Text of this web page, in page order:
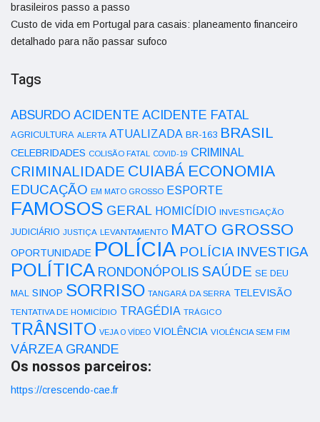
brasileiros passo a passo
Custo de vida em Portugal para casais: planeamento financeiro
detalhado para não passar sufoco
Tags
ABSURDO ACIDENTE ACIDENTE FATAL
AGRICULTURA ALERTA ATUALIZADA BR-163 BRASIL
CELEBRIDADES COLISÃO FATAL COVID-19 CRIMINAL
CRIMINALIDADE CUIABÁ ECONOMIA
EDUCAÇÃO EM MATO GROSSO ESPORTE
FAMOSOS GERAL HOMICÍDIO INVESTIGAÇÃO
JUDICIÁRIO JUSTIÇA LEVANTAMENTO MATO GROSSO
OPORTUNIDADE POLÍCIA POLÍCIA INVESTIGA
POLÍTICA RONDONÓPOLIS SAÚDE SE DEU
MAL SINOP SORRISO TANGARÁ DA SERRA TELEVISÃO
TENTATIVA DE HOMICÍDIO TRAGÉDIA TRÁGICO
TRÂNSITO VEJA O VÍDEO VIOLÊNCIA VIOLÊNCIA SEM FIM
VÁRZEA GRANDE
Os nossos parceiros:
https://crescendo-cae.fr